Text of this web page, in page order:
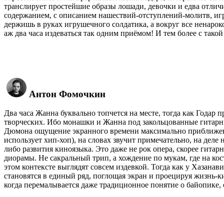
транслирует простейшие образы лошади, девочки и едва
содержанием, с описанием нашествий-отступлений-молитв,
держишь в руках игрушечного солдатика, а вокруг все
аж два часа издеваться так одним приёмом! И тем более с
Антон Фомочкин
Два часа Жанна буквально топчется на месте, тогда как
творческих. Ибо монашки и Жанна под закольцованные
Дюмона ощущение экранного времени максимально
использует хип-хоп), на словах звучит примечательно, на
либо развития киноязыка. Это даже не рок опера, скорее
диорамы. Не сакральный трип, а хождение по мукам, где на
этом контексте выглядят совсем издевкой. Тогда как у
становятся в единый ряд, поглощая экран и проецируя
когда перемалывается даже традиционное понятие о